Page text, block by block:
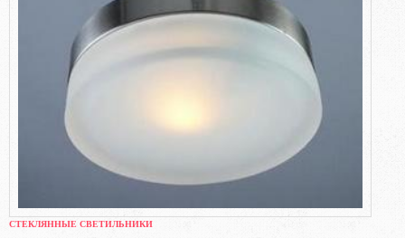
СТЕКЛЯННЫЕ СВЕТИЛЬНИКИ